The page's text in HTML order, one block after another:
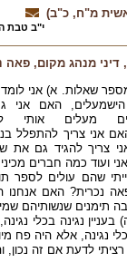
מ"ח, כ"ב)
י"ב טבת
מנהג מקום, פאה
שאלות. א) אני לומד
האם אני
מעלים אותי
אני צריך להתפלל
צריך להגיד גם את
ועוד כמה חברים
שהם עולים לספר
נכרית? האם אנחנו
תימנים שנשותיהם
נגינה בכלי
נגינה, אלא היה פח
רציתי לדעת אם זה נכון,